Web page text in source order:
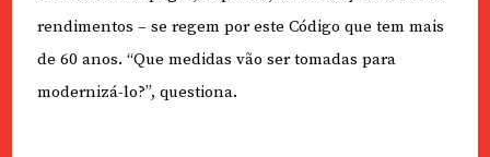
rendimentos – se regem por este Código que tem mais
de 60 anos. “Que medidas vão ser tomadas para
modernizá-lo?”, questiona.